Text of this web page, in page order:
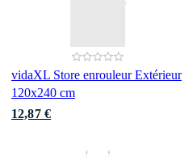
vidaXL Store enrouleur Extérieur
120x240 cm
12,87 €